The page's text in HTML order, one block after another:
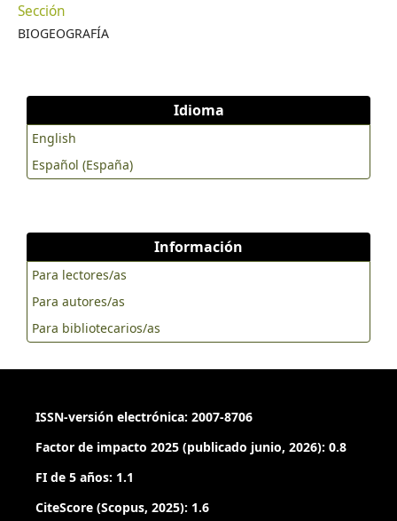
Sección
BIOGEOGRAFÍA
Idioma
English
Español (España)
Información
Para lectores/as
Para autores/as
Para bibliotecarios/as
ISSN-versión electrónica: 2007-8706
Factor de impacto 2025 (publicado junio, 2026): 0.8
FI de 5 años: 1.1
CiteScore (Scopus, 2025): 1.6